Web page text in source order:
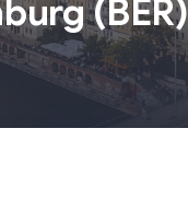
(BER)